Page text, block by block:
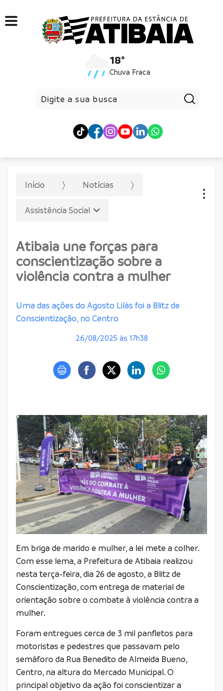
18°
Chuva Fraca
Início Notícias
Assistência Social
Atibaia une forças para
conscientização sobre a
violência contra a mulher
Uma das ações do Agosto Lilás foi a Blitz de
Conscientização, no Centro
26/08/2025 às 17h38
Em briga de marido e mulher, a lei mete a colher.
Com esse lema, a Prefeitura de Atibaia realizou
nesta terça-feira, dia 26 de agosto, a Blitz de
Conscientização, com entrega de material de
orientação sobre o combate à violência contra a
mulher.
Foram entregues cerca de 3 mil panfletos para
motoristas e pedestres que passavam pelo
semáforo da Rua Benedito de Almeida Bueno,
Centro, na altura do Mercado Municipal. O
principal objetivo da ação foi conscientizar a